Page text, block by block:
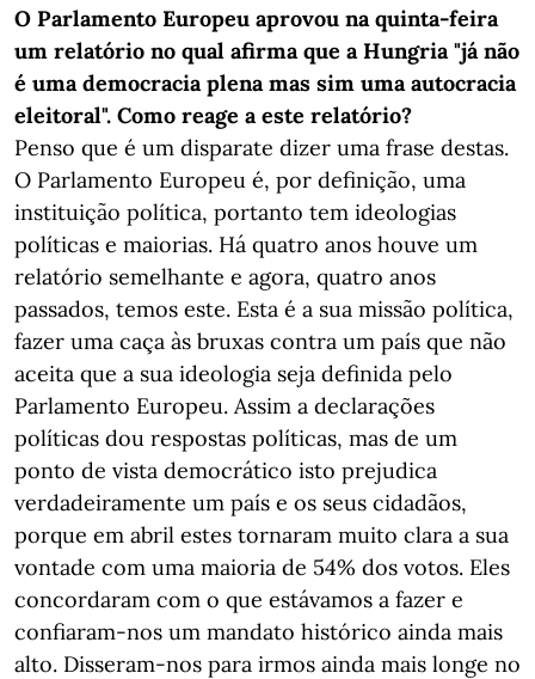
O Parlamento Europeu aprovou na quinta-feira
um relatório no qual afirma que a Hungria "já não
é uma democracia plena mas sim uma autocracia
eleitoral". Como reage a este relatório?
Penso que é um disparate dizer uma frase destas.
O Parlamento Europeu é, por definição, uma
instituição política, portanto tem ideologias
políticas e maiorias. Há quatro anos houve um
relatório semelhante e agora, quatro anos
passados, temos este. Esta é a sua missão política,
fazer uma caça às bruxas contra um país que não
aceita que a sua ideologia seja definida pelo
Parlamento Europeu. Assim a declarações
políticas dou respostas políticas, mas de um
ponto de vista democrático isto prejudica
verdadeiramente um país e os seus cidadãos,
porque em abril estes tornaram muito clara a sua
vontade com uma maioria de 54% dos votos. Eles
concordaram com o que estávamos a fazer e
confiaram-nos um mandato histórico ainda mais
alto. Disseram-nos para irmos ainda mais longe no